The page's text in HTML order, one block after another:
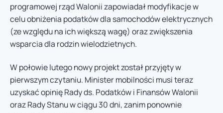
programowej rząd Walonii zapowiadał modyfikacje w
celu obniżenia podatków dla samochodów elektrycznych
(ze względu na ich większą wagę) oraz zwiększenia
wsparcia dla rodzin wielodzietnych.
W połowie lutego nowy projekt został przyjęty w
pierwszym czytaniu. Minister mobilności musi teraz
uzyskać opinię Rady ds. Podatków i Finansów Walonii
oraz Rady Stanu w ciągu 30 dni, zanim ponownie